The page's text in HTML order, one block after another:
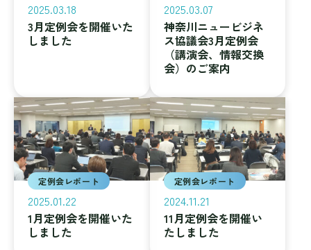
2025.03.18
3月定例会を開催いた
しました
2025.03.07
神奈川ニュービジネ
ス協議会3月定例会
（講演会、情報交換
会）のご案内
定例会レポート
2025.01.22
1月定例会を開催いた
しました
定例会レポート
2024.11.21
11月定例会を開催い
たしました